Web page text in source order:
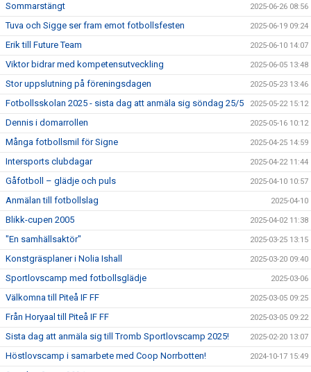
Sommarstängt 2025-06-26 08:56
Tuva och Sigge ser fram emot fotbollsfesten 2025-06-19 09:24
Erik till Future Team 2025-06-10 14:07
Viktor bidrar med kompetensutveckling 2025-06-05 13:48
Stor uppslutning på föreningsdagen 2025-05-23 13:46
Fotbollsskolan 2025 - sista dag att anmäla sig söndag 25/5 2025-05-22 15:12
Dennis i domarrollen 2025-05-16 10:12
Många fotbollsmil för Signe 2025-04-25 14:59
Intersports clubdagar 2025-04-22 11:44
Gåfotboll – glädje och puls 2025-04-10 10:57
Anmälan till fotbollslag 2025-04-10
Blikk-cupen 2005 2025-04-02 11:38
"En samhällsaktör" 2025-03-25 13:15
Konstgräsplaner i Nolia Ishall 2025-03-20 09:40
Sportlovscamp med fotbollsglädje 2025-03-06
Välkomna till Piteå IF FF 2025-03-05 09:25
Från Horyaal till Piteå IF FF 2025-03-05 09:22
Sista dag att anmäla sig till Tromb Sportlovscamp 2025! 2025-02-20 13:07
Höstlovscamp i samarbete med Coop Norrbotten! 2024-10-17 15:49